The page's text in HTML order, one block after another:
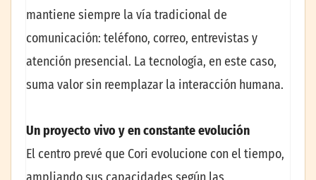
mantiene siempre la vía tradicional de
comunicación: teléfono, correo, entrevistas y
atención presencial. La tecnología, en este caso,
suma valor sin reemplazar la interacción humana.
Un proyecto vivo y en constante evolución
El centro prevé que Cori evolucione con el tiempo,